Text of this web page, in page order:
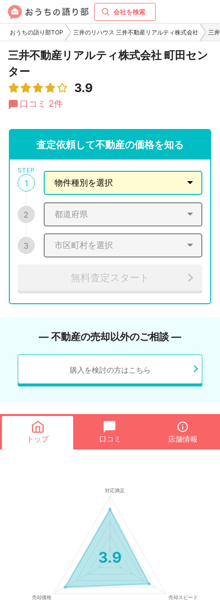
会社を検索
おうちの語り部TOP 三井のリハウス 三井不動産リアルティ株式会社 三
三井不動産リアルティ株式会社 町田セン
ター
3.9
口コミ 2件
査定依頼して不動産の価格を知る
STEP
1
2
3
無料査定スタート
― 不動産の売却以外のご相談 ―
購入を検討の方はこちら
トップ 口コミ 店舗情報
3.9